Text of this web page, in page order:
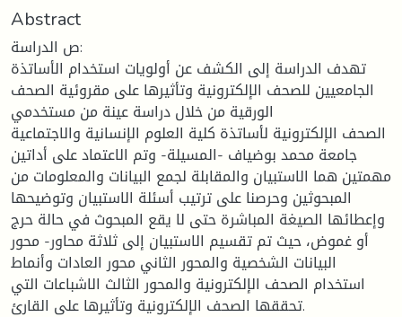
Abstract
ص الدراسة:
تهدف الدراسة إلى الكشف عن أولويات استخدام الأساتذة
الجامعيين للصحف الإلكترونية وتأثيرها على مقروئية الصحف
الورقية من خلال دراسة عينة من مستخدمي
الصحف الإلكترونية لأساتذة كلية العلوم الإنسانية والاجتماعية
جامعة محمد بوضياف -المسيلة- وتم الاعتماد على أداتين
مهمتين هما الاستبيان والمقابلة لجمع البيانات والمعلومات من
المبحوثين وحرصنا على ترتيب أسئلة الاستبيان وتوضيحها
وإعطائها الصيغة المباشرة حتى لا يقع المبحوث في حالة حرج
أو غموض، حيث تم تقسيم الاستبيان إلى ثلاثة محاور- محور
البيانات الشخصية والمحور الثاني محور العادات وأنماط
استخدام الصحف الإلكترونية والمحور الثالث الاشباعات التي
تحققها الصحف الإلكترونية وتأثيرها على القارئ.